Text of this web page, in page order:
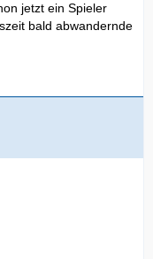
jetzt ein Spieler
bald abwandernde